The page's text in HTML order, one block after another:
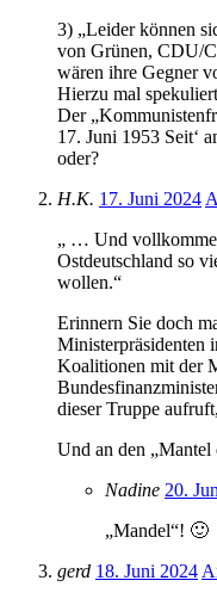
3) „Leider können
von Grünen, CDU/
wären ihre Gegner
Hierzu mal
Der
17. Juni 1953 Seit‘
oder?
H.K. 17. Juni 2024
„ … Und
Ostdeutschland so
wollen.“
Erinnern Sie doch
Ministerpräsidenten
Koalitionen mit der
dieser Truppe
Und an den
Nadine 20.
„Mandel“! 🙂
gerd 18. Juni 2024